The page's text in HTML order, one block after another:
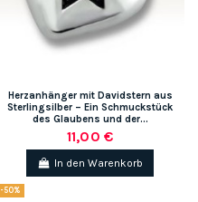
Herzanhänger mit Davidstern aus
Sterlingsilber – Ein Schmuckstück
des Glaubens und der...
11,00 €
In den Warenkorb
-50%